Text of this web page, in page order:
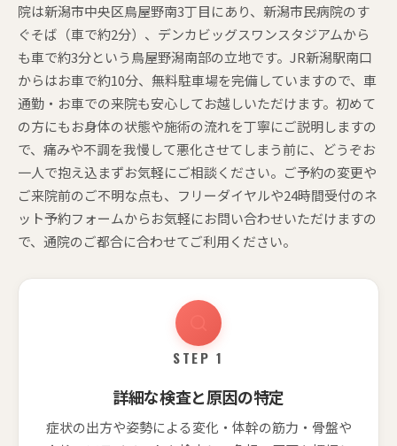
院は新潟市中央区鳥屋野南3丁目にあり、新潟市民病院のす
ぐそば（車で約2分）、デンカビッグスワンスタジアムから
も車で約3分という鳥屋野潟南部の立地です。JR新潟駅南口
からはお車で約10分、無料駐車場を完備していますので、車
通勤・お車での来院も安心してお越しいただけます。初めて
の方にもお身体の状態や施術の流れを丁寧にご説明しますの
で、痛みや不調を我慢して悪化させてしまう前に、どうぞお
一人で抱え込まずお気軽にご相談ください。ご予約の変更や
ご来院前のご不明な点も、フリーダイヤルや24時間受付のネ
ット予約フォームからお気軽にお問い合わせいただけますの
で、通院のご都合に合わせてご利用ください。
STEP 1
詳細な検査と原因の特定
症状の出方や姿勢による変化・体幹の筋力・骨盤や